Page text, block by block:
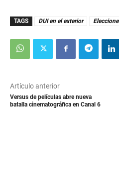
TAGS DUI en el exterior
Artículo anterior
Versus de películas abre nueva
batalla cinematográfica en Canal 6